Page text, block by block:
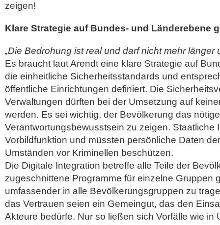
zeigen!
Klare Strategie auf Bundes- und Länderebene
„Die Bedrohung ist real und darf nicht mehr länger
Es braucht laut Arendt eine klare Strategie auf
die einheitliche Sicherheitsstandards und
öffentliche Einrichtungen definiert. Die
Verwaltungen dürften bei der Umsetzung auf
werden. Es sei wichtig, der Bevölkerung das nötige
Verantwortungsbewusstsein zu zeigen. Staatliche
Vorbildfunktion und müssten persönliche Daten
Umständen vor Kriminellen beschützen.
Die Digitale Integration betreffe alle Teile der
zugeschnittene Programme für einzelne Gruppen
umfassender in alle Bevölkerungsgruppen zu
das Vertrauen seien ein Gemeingut, das den
Akteure bedürfe. Nur so ließen sich Vorfälle wie in